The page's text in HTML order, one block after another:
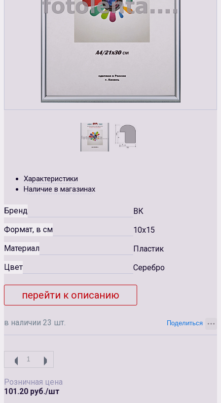
Характеристики
Наличие в магазинах
Бренд
ВК
Формат, в см
10x15
Материал
Пластик
Цвет
Серебро
перейти к описанию
в наличии 23 шт.
Розничная цена
101.20 руб./шт